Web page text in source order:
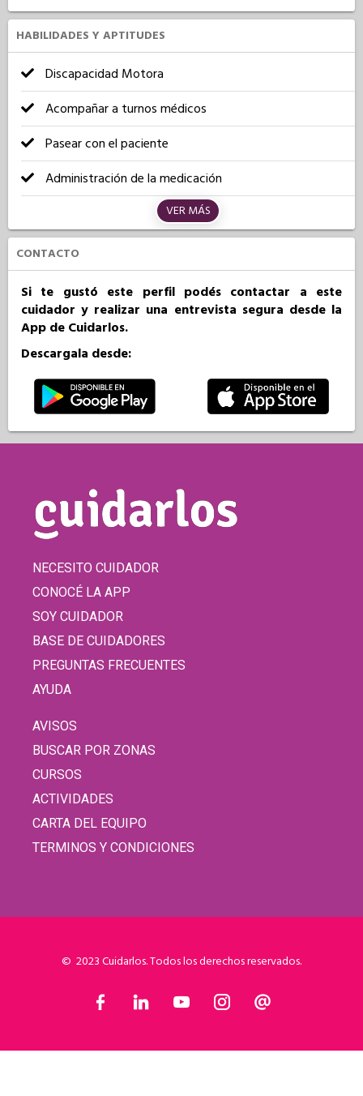
HABILIDADES Y APTITUDES
Discapacidad Motora
Acompañar a turnos médicos
Pasear con el paciente
Administración de la medicación
VER MÁS
CONTACTO
Si te gustó este perfil podés contactar a este
cuidador y realizar una entrevista segura desde la
App de Cuidarlos.
Descargala desde:
NECESITO CUIDADOR
CONOCÉ LA APP
SOY CUIDADOR
BASE DE CUIDADORES
PREGUNTAS FRECUENTES
AYUDA
AVISOS
BUSCAR POR ZONAS
CURSOS
ACTIVIDADES
CARTA DEL EQUIPO
TERMINOS Y CONDICIONES
© 2023 Cuidarlos. Todos los derechos reservados.